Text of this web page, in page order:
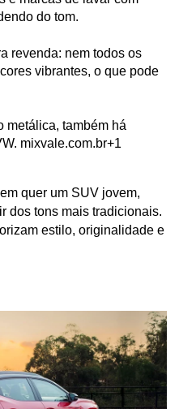
do tom.
revenda: nem todos os
vibrantes, o que pode
metálica, também há
mixvale.com.br+1
quer um SUV jovem,
dos tons mais tradicionais.
estilo, originalidade e